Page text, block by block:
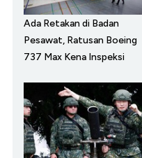
Ada Retakan di Badan
Pesawat, Ratusan Boeing
737 Max Kena Inspeksi